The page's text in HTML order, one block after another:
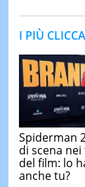
I PIÙ
Spiderman
di scena
del film: lo
anche tu?